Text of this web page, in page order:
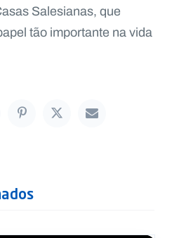
Salesianas, que
tão importante na vida